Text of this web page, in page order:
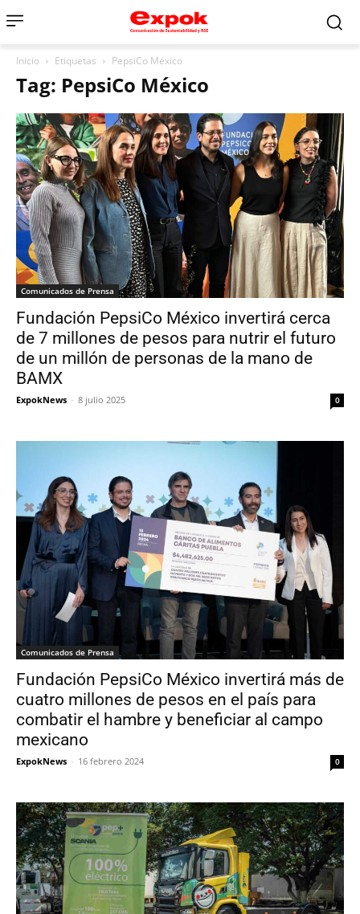
Inicio Etiquetas PepsiCo México
Tag: PepsiCo México
Comunicados de Prensa
Fundación PepsiCo México invertirá cerca
de 7 millones de pesos para nutrir el futuro
de un millón de personas de la mano de
BAMX
ExpokNews - 8 julio 2025 0
Comunicados de Prensa
Fundación PepsiCo México invertirá más de
cuatro millones de pesos en el país para
combatir el hambre y beneficiar al campo
mexicano
ExpokNews - 16 febrero 2024 0